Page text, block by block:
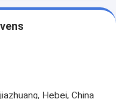
Hebei, China